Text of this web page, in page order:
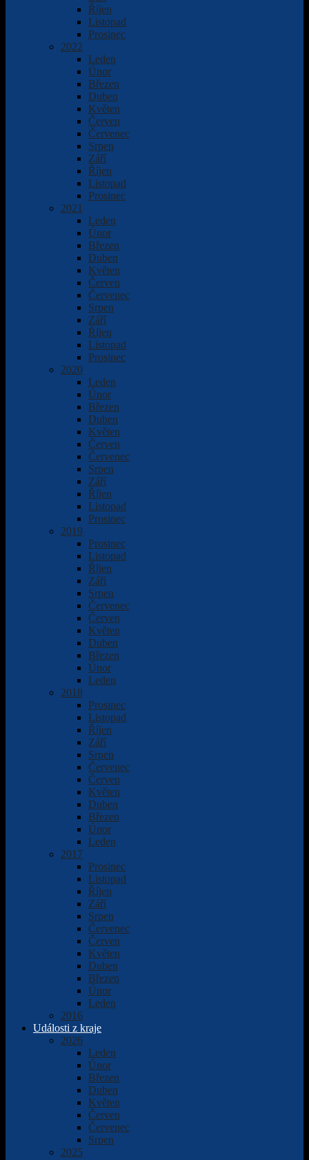
Říjen
Listopad
Prosinec
2022
Leden
Únor
Březen
Duben
Květen
Červen
Červenec
Srpen
Září
Říjen
Listopad
Prosinec
2021
Leden
Únor
Březen
Duben
Květen
Červen
Červenec
Srpen
Září
Říjen
Listopad
Prosinec
2020
Leden
Únor
Březen
Duben
Květen
Červen
Červenec
Srpen
Září
Říjen
Listopad
Prosinec
2019
Prosinec
Listopad
Říjen
Září
Srpen
Červenec
Červen
Květen
Duben
Březen
Únor
Leden
2018
Prosinec
Listopad
Říjen
Září
Srpen
Červenec
Červen
Květen
Duben
Březen
Únor
Leden
2017
Prosinec
Listopad
Říjen
Září
Srpen
Červenec
Červen
Květen
Duben
Březen
Únor
Leden
2016
Události z kraje
2026
Leden
Únor
Březen
Duben
Květen
Červen
Červenec
Srpen
2025